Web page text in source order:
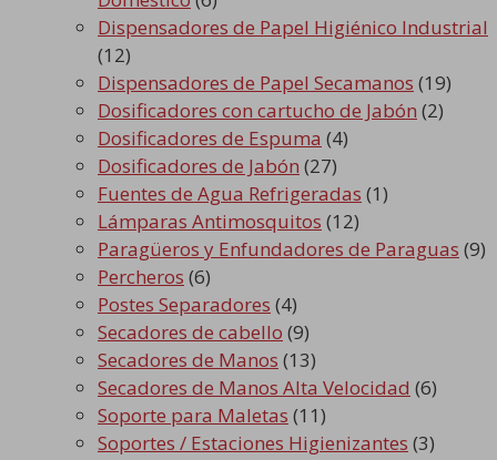
Dispensadores de Papel Higiénico Industrial
(12)
Dispensadores de Papel Secamanos (19)
Dosificadores con cartucho de Jabón (2)
Dosificadores de Espuma (4)
Dosificadores de Jabón (27)
Fuentes de Agua Refrigeradas (1)
Lámparas Antimosquitos (12)
Paragüeros y Enfundadores de Paraguas (9)
Percheros (6)
Postes Separadores (4)
Secadores de cabello (9)
Secadores de Manos (13)
Secadores de Manos Alta Velocidad (6)
Soporte para Maletas (11)
Soportes / Estaciones Higienizantes (3)